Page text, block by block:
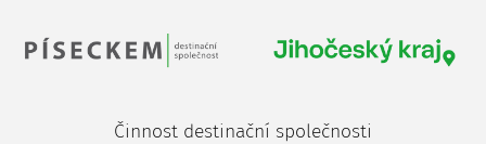
Činnost destinační společnosti